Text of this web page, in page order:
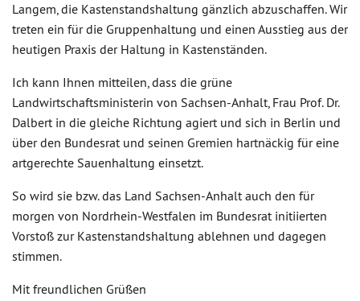
Langem, die Kastenstandshaltung gänzlich abzuschaffen. Wir
treten ein für die Gruppenhaltung und einen Ausstieg aus der
heutigen Praxis der Haltung in Kastenständen.
Ich kann Ihnen mitteilen, dass die grüne
Landwirtschaftsministerin von Sachsen-Anhalt, Frau Prof. Dr.
Dalbert in die gleiche Richtung agiert und sich in Berlin und
über den Bundesrat und seinen Gremien hartnäckig für eine
artgerechte Sauenhaltung einsetzt.
So wird sie bzw. das Land Sachsen-Anhalt auch den für
morgen von Nordrhein-Westfalen im Bundesrat initiierten
Vorstoß zur Kastenstandshaltung ablehnen und dagegen
stimmen.
Mit freundlichen Grüßen